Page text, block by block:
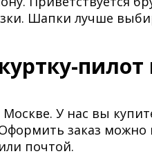
Шапки лучше
пилот
Москве. У нас вы
заказ можно
почтой.